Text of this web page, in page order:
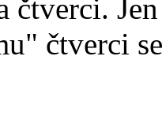
čtverci.
čtverci